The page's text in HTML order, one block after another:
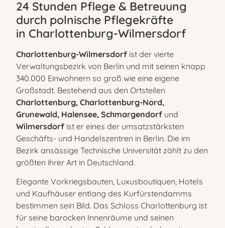
24 Stunden Pflege & Betreuung
durch polnische Pflegekräfte
in Charlottenburg-Wilmersdorf
Charlottenburg-Wilmersdorf ist der vierte
Verwaltungsbezirk von Berlin und mit seinen knapp
340.000 Einwohnern so groß wie eine eigene
Großstadt. Bestehend aus den Ortsteilen
Charlottenburg, Charlottenburg-Nord,
Grunewald, Halensee, Schmargendorf und
Wilmersdorf ist er eines der umsatzstärksten
Geschäfts- und Handelszentren in Berlin. Die im
Bezirk ansässige Technische Universität zählt zu den
größten ihrer Art in Deutschland.
Elegante Vorkriegsbauten, Luxusboutiquen, Hotels
und Kaufhäuser entlang des Kurfürstendamms
bestimmen sein Bild. Das Schloss Charlottenburg ist
für seine barocken Innenräume und seinen